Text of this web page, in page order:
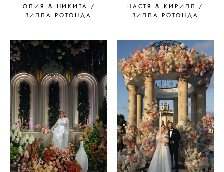
ЮЛИЯ & НИКИТА /
ВИЛЛА РОТОНДА
НАСТЯ & КИРИЛЛ /
ВИЛЛА РОТОНДА